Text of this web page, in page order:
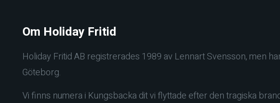
Om Holiday Fritid
Holiday Fritid AB registrerades 1989 av Lennart Svensson, men
Göteborg.
Vi finns numera i Kungsbacka dit vi flyttade efter den tragiska